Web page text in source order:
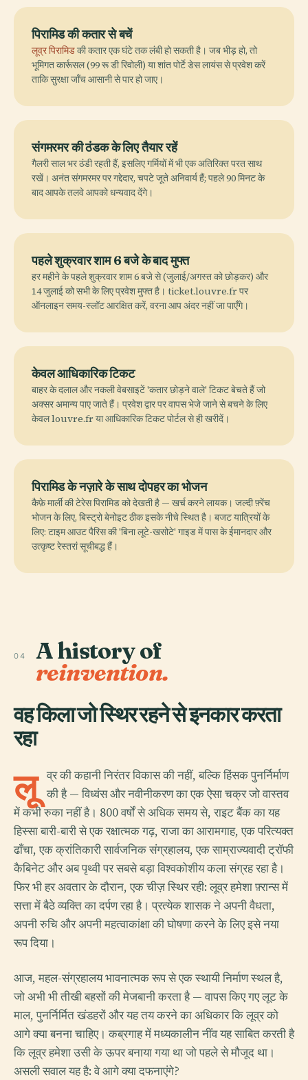
पिरामिड की कतार से बचें
लूव्र पिरामिडकी कतार एक घंटे तक लंबी हो सकती है। जब भीड़ हो, तो
भूमिगत कार्रूसल (99 रू डी रिवोली) या शांत पोर्टे डेस लायंस से प्रवेश करें
ताकि सुरक्षा जाँच आसानी से पार हो जाए।
संगमरमर की ठंडक के लिए तैयार रहें
गैलरी साल भर ठंडी रहती हैं, इसलिए गर्मियों में भी एक अतिरिक्त परत साथ
रखें। अनंत संगमरमर पर गद्देदार, चपटे जूते अनिवार्य हैं; पहले 90 मिनट के
बाद आपके तलवे आपको धन्यवाद देंगे।
पहले शुक्रवार शाम 6 बजे के बाद मुफ्त
हर महीने के पहले शुक्रवार शाम 6 बजे से (जुलाई/अगस्त को छोड़कर) और
14 जुलाई को सभी के लिए प्रवेश मुफ्त है। ticket.louvre.fr पर
ऑनलाइन समय-स्लॉट आरक्षित करें, वरना आप अंदर नहीं जा पाएँगे।
केवल आधिकारिक टिकट
बाहर के दलाल और नकली वेबसाइटें 'कतार छोड़ने वाले' टिकट बेचते हैं जो
अक्सर अमान्य पाए जाते हैं। प्रवेश द्वार पर वापस भेजे जाने से बचने के लिए
केवल louvre.fr या आधिकारिक टिकट पोर्टल से ही खरीदें।
पिरामिड के नज़ारे के साथ दोपहर का भोजन
कैफ़े मार्ली की टेरेस पिरामिड को देखती है — खर्च करने लायक। जल्दी फ़्रेंच
भोजन के लिए, बिस्ट्रो बेनोइट ठीक इसके नीचे स्थित है। बजट यात्रियों के
लिए: टाइम आउट पैरिस की 'बिना लूटे-खसोटे' गाइड में पास के ईमानदार और
उत्कृष्ट रेस्तरां सूचीबद्ध हैं।
04 A history of
reinvention.
वह किला जो स्थिर रहने से इनकार करता
रहा
लू व्र की कहानी निरंतर विकास की नहीं, बल्कि हिंसक पुनर्निर्माण
की है — विध्वंस और नवीनीकरण का एक ऐसा चक्र जो वास्तव
में कभी रुका नहीं है। 800 वर्षों से अधिक समय से, राइट बैंक का यह
हिस्सा बारी-बारी से एक रक्षात्मक गढ़, राजा का आरामगाह, एक परित्यक्त
ढाँचा, एक क्रांतिकारी सार्वजनिक संग्रहालय, एक साम्राज्यवादी ट्रॉफी
कैबिनेट और अब पृथ्वी पर सबसे बड़ा विश्वकोशीय कला संग्रह रहा है।
फिर भी हर अवतार के दौरान, एक चीज़ स्थिर रही: लूव्र हमेशा फ़्रान्स में
सत्ता में बैठे व्यक्ति का दर्पण रहा है। प्रत्येक शासक ने अपनी वैधता,
अपनी रुचि और अपनी महत्वाकांक्षा की घोषणा करने के लिए इसे नया
रूप दिया।
आज, महल-संग्रहालय भावनात्मक रूप से एक स्थायी निर्माण स्थल है,
जो अभी भी तीखी बहसों की मेजबानी करता है — वापस किए गए लूट के
माल, पुनर्निर्मित खंडहरों और यह तय करने का अधिकार कि लूव्र को
आगे क्या बनना चाहिए। कब्रगाह में मध्यकालीन नींव यह साबित करती है
कि लूव्र हमेशा उसी के ऊपर बनाया गया था जो पहले से मौजूद था।
असली सवाल यह है: वे आगे क्या दफनाएंगे?